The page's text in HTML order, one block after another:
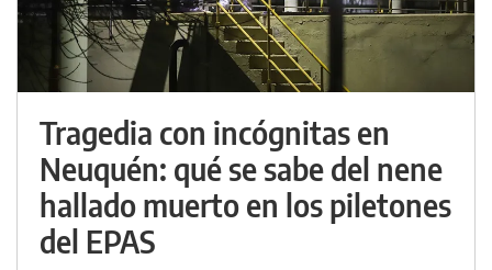
Tragedia con incógnitas en
Neuquén: qué se sabe del nene
hallado muerto en los piletones
del EPAS